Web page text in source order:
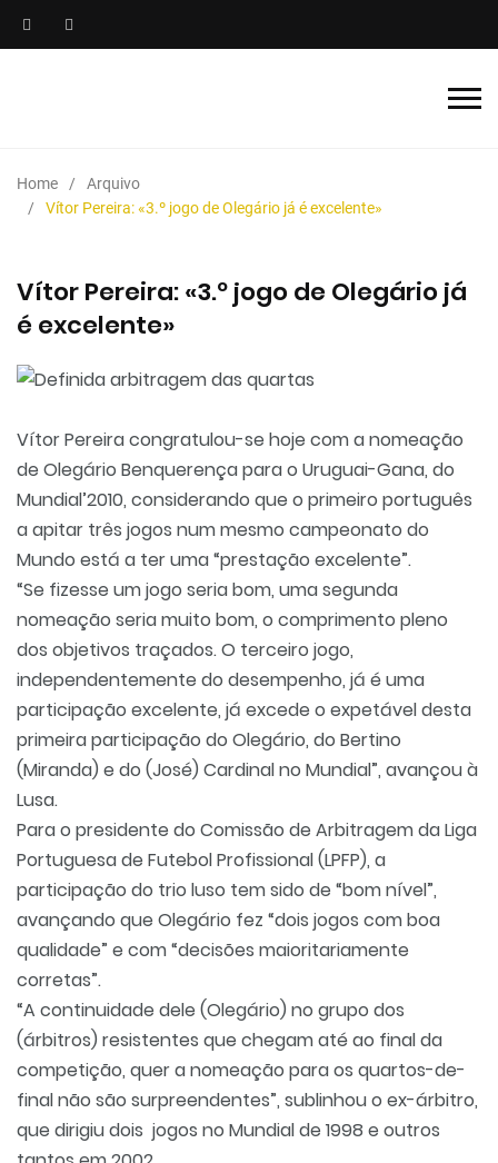
Home
Arquivo
Vítor Pereira: «3.º jogo de Olegário já é excelente»
Vítor Pereira: «3.º jogo de Olegário já
é excelente»
Vítor Pereira congratulou-se hoje com a nomeação
de Olegário Benquerença para o Uruguai-Gana, do
Mundial’2010, considerando que o primeiro português
a apitar três jogos num mesmo campeonato do
Mundo está a ter uma “prestação excelente”.
“Se fizesse um jogo seria bom, uma segunda
nomeação seria muito bom, o comprimento pleno
dos objetivos traçados. O terceiro jogo,
independentemente do desempenho, já é uma
participação excelente, já excede o expetável desta
primeira participação do Olegário, do Bertino
(Miranda) e do (José) Cardinal no Mundial”, avançou à
Lusa.
Para o presidente do Comissão de Arbitragem da Liga
Portuguesa de Futebol Profissional (LPFP), a
participação do trio luso tem sido de “bom nível”,
avançando que Olegário fez “dois jogos com boa
qualidade” e com “decisões maioritariamente
corretas”.
“A continuidade dele (Olegário) no grupo dos
(árbitros) resistentes que chegam até ao final da
competição, quer a nomeação para os quartos-de-
final não são surpreendentes”, sublinhou o ex-árbitro,
que dirigiu dois jogos no Mundial de 1998 e outros